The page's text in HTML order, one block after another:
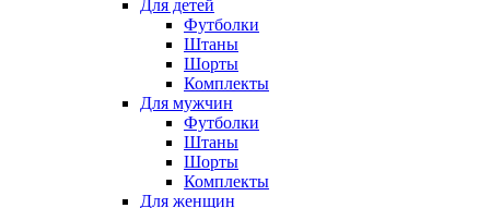
Для детей
Футболки
Штаны
Шорты
Комплекты
Для мужчин
Футболки
Штаны
Шорты
Комплекты
Для женщин